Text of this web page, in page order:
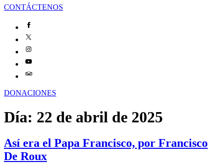
CONTÁCTENOS
DONACIONES
Día: 22 de abril de 2025
Así era el Papa Francisco, por Francisco
De Roux